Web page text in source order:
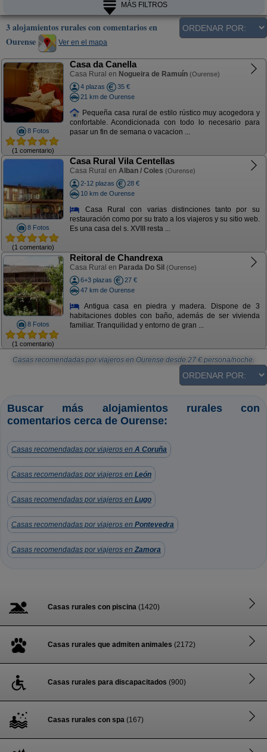
MÁS FILTROS
3 alojamientos rurales con comentarios en
Ourense
Ver en el mapa
8 Fotos
(1 comentario)
Casa da Canella
Casa Rural en Nogueira de Ramuín (Ourense)
4 plazas
35 €
21 km de Ourense
Pequeña casa rural de estilo rústico muy acogedora y
confortable. Acondicionada con todo lo necesario para
pasar un fin de semana o vacacion ...
8 Fotos
(1 comentario)
Casa Rural Vila Centellas
Casa Rural en Alban / Coles (Ourense)
2-12 plazas
28 €
10 km de Ourense
Casa Rural con varias distinciones tanto por su
restauración como por su trato a los viajeros y su sitio web.
Es una casa del s. XVIII resta ...
8 Fotos
(1 comentario)
Reitoral de Chandrexa
Casa Rural en Parada Do Sil (Ourense)
6+3 plazas
27 €
47 km de Ourense
Antigua casa en piedra y madera. Dispone de 3
habitaciones dobles con baño, además de ser vivienda
familiar. Tranquilidad y entorno de gran ...
Casas recomendadas por viajeros en Ourense desde 27 € persona/noche.
Buscar más alojamientos rurales con
comentarios cerca de Ourense:
Casas recomendadas por viajeros en A Coruña
Casas recomendadas por viajeros en León
Casas recomendadas por viajeros en Lugo
Casas recomendadas por viajeros en Pontevedra
Casas recomendadas por viajeros en Zamora
Casas rurales con piscina (1420)
Casas rurales que admiten animales (2172)
Casas rurales para discapacitados (900)
Casas rurales con spa (167)